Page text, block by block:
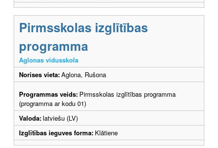
Pirmsskolas izglītības
programma
Aglonas vidusskola
Norises vieta:Aglona, Rušona
Programmas veids: Pirmsskolas izglītības programma
(programma ar kodu 01)
Valoda:latviešu (LV)
Izglītības ieguves forma: Klātiene